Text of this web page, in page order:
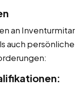
an
auch